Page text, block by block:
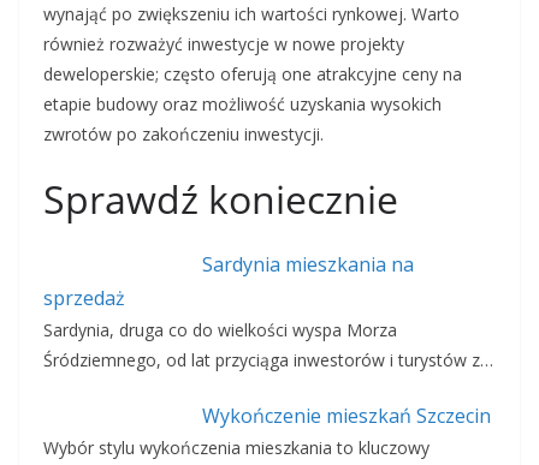
wynająć po zwiększeniu ich wartości rynkowej. Warto
również rozważyć inwestycje w nowe projekty
deweloperskie; często oferują one atrakcyjne ceny na
etapie budowy oraz możliwość uzyskania wysokich
zwrotów po zakończeniu inwestycji.
Sprawdź koniecznie
Sardynia mieszkania na
sprzedaż
Sardynia, druga co do wielkości wyspa Morza
Śródziemnego, od lat przyciąga inwestorów i turystów z…
Wykończenie mieszkań Szczecin
Wybór stylu wykończenia mieszkania to kluczowy